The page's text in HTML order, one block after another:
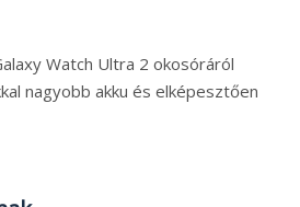
Watch Ultra 2 okosóráról
nagyobb akku és elképesztően